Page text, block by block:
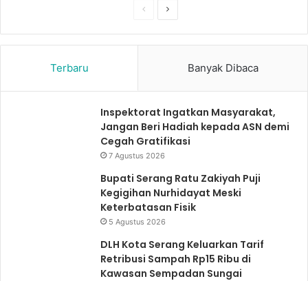
b
m
n
a
l
u
t
y
Terbaru Banyak Dibaca
Inspektorat Ingatkan Masyarakat,
Jangan Beri Hadiah kepada ASN demi
Cegah Gratifikasi
7 Agustus 2026
Bupati Serang Ratu Zakiyah Puji
Kegigihan Nurhidayat Meski
Keterbatasan Fisik
5 Agustus 2026
DLH Kota Serang Keluarkan Tarif
Retribusi Sampah Rp15 Ribu di
Kawasan Sempadan Sungai